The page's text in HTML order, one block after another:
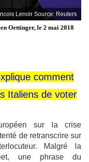
Lenoir Source: Reuters
Oettinger, le 2 mai 2018
comment
Italiens de voter
sur la crise
de retranscrire sur
Malgré la
une phrase du